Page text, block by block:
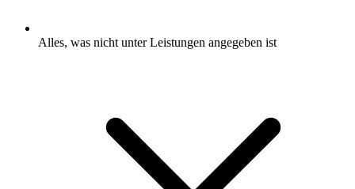
Alles, was nicht unter Leistungen angegeben ist